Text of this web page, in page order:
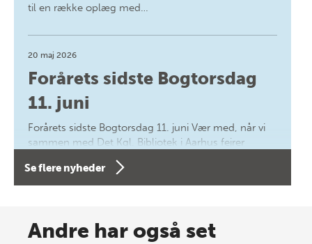
til en række oplæg med…
20 maj 2026
Forårets sidste Bogtorsdag
11. juni
Forårets sidste Bogtorsdag 11. juni Vær med, når vi
sammen med Det Kgl. Bibliotek i Aarhus fejrer
forfatterne bag vores nyes…
Spar op til 70% til sommer-
Se flere nyheder
Andre har også set